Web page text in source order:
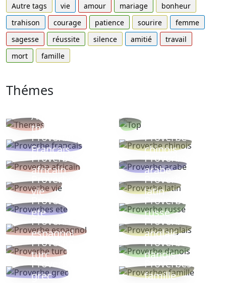
Autre tags vie amour mariage
bonheur
trahison
courage patience sourire
femme
sagesse
réussite silence amitié
travail
mort
famille
Thémes
Autres
thèmes
Proverbe
Français
Proverbe
chinois
Proverbe
africain
Proverbe
arabe
Proverbe
vie
Proverbe
latin
Proverbes
ete
Proverbe
russe
Proverbe
espagnol
Proverbe
anglais
Proverbe
turc
Proverbe
danois
Proverbe
grec
Proverbes
famille